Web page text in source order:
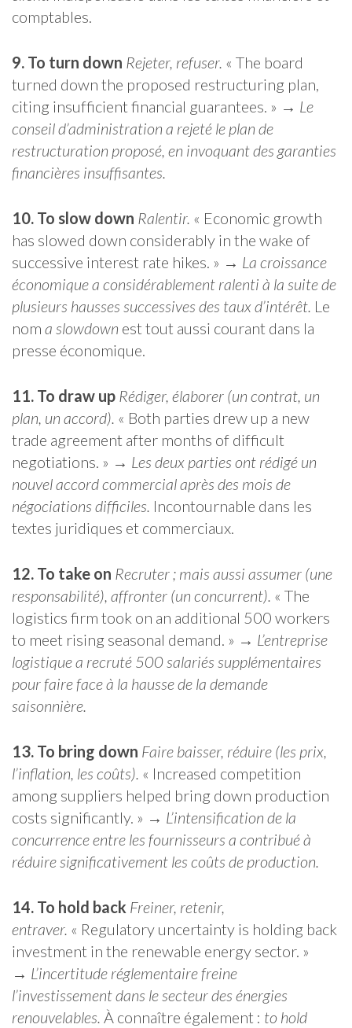
comptables.
9. To turn down Rejeter, refuser. « The board
turned down the proposed restructuring plan,
citing insufficient financial guarantees. » → Le
conseil d’administration a rejeté le plan de
restructuration proposé, en invoquant des garanties
financières insuffisantes.
10. To slow down Ralentir. « Economic growth
has slowed down considerably in the wake of
successive interest rate hikes. » → La croissance
économique a considérablement ralenti à la suite de
plusieurs hausses successives des taux d’intérêt. Le
nom a slowdown est tout aussi courant dans la
presse économique.
11. To draw up Rédiger, élaborer (un contrat, un
plan, un accord). « Both parties drew up a new
trade agreement after months of difficult
negotiations. » → Les deux parties ont rédigé un
nouvel accord commercial après des mois de
négociations difficiles. Incontournable dans les
textes juridiques et commerciaux.
12. To take on Recruter ; mais aussi assumer (une
responsabilité), affronter (un concurrent). « The
logistics firm took on an additional 500 workers
to meet rising seasonal demand. » → L’entreprise
logistique a recruté 500 salariés supplémentaires
pour faire face à la hausse de la demande
saisonnière.
13. To bring down Faire baisser, réduire (les prix,
l’inflation, les coûts). « Increased competition
among suppliers helped bring down production
costs significantly. » → L’intensification de la
concurrence entre les fournisseurs a contribué à
réduire significativement les coûts de production.
14. To hold back Freiner, retenir,
entraver. « Regulatory uncertainty is holding back
investment in the renewable energy sector. »
→ L’incertitude réglementaire freine
l’investissement dans le secteur des énergies
renouvelables. À connaître également : to hold